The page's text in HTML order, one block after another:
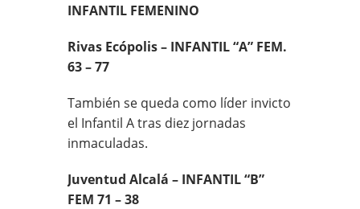
INFANTIL FEMENINO
Rivas Ecópolis – INFANTIL “A” FEM.
63 – 77
También se queda como líder invicto
el Infantil A tras diez jornadas
inmaculadas.
Juventud Alcalá – INFANTIL “B”
FEM 71 – 38